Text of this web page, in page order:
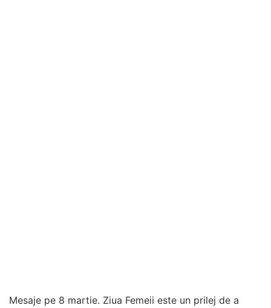
Mesaje pe 8 martie. Ziua Femeii este un prilej de a